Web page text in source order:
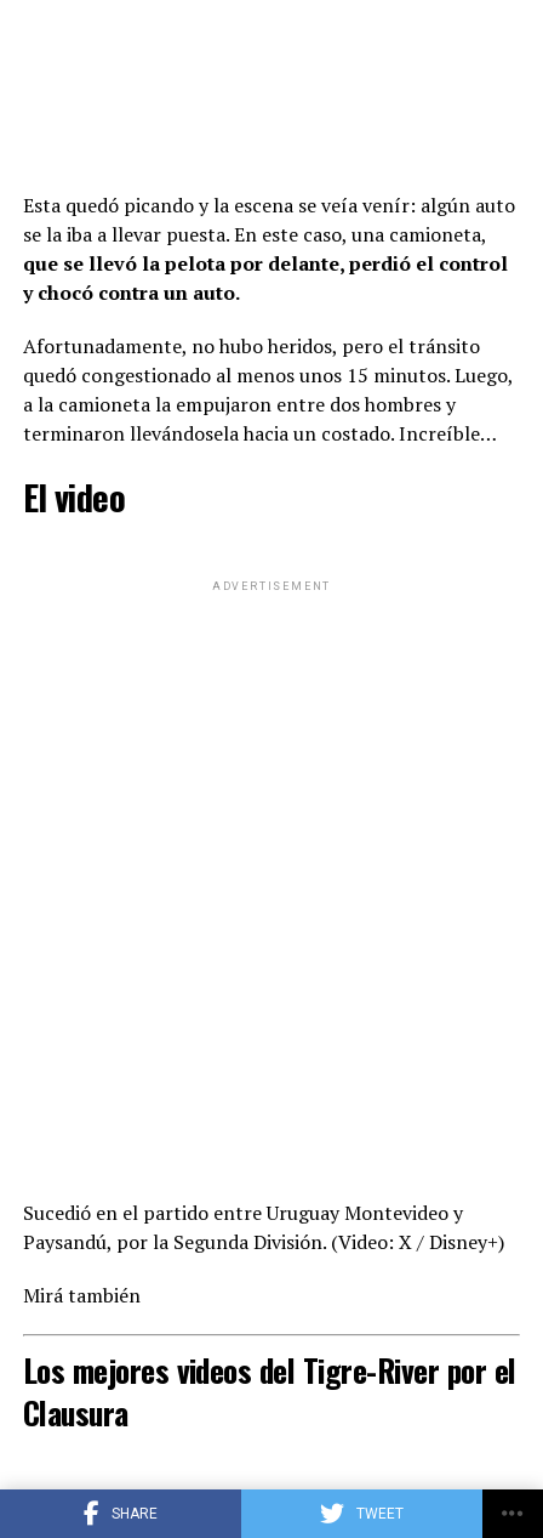
SHARE TWEET
Esta quedó picando y la escena se veía venír: algún auto
se la iba a llevar puesta. En este caso, una camioneta,
que se llevó la pelota por delante, perdió el control
y chocó contra un auto.
Afortunadamente, no hubo heridos, pero el tránsito
quedó congestionado al menos unos 15 minutos. Luego,
a la camioneta la empujaron entre dos hombres y
terminaron llevándosela hacia un costado. Increíble…
El video
ADVERTISEMENT
Sucedió en el partido entre Uruguay Montevideo y
Paysandú, por la Segunda División. (Video: X / Disney+)
Mirá también
Los mejores videos del Tigre-River por el
Clausura